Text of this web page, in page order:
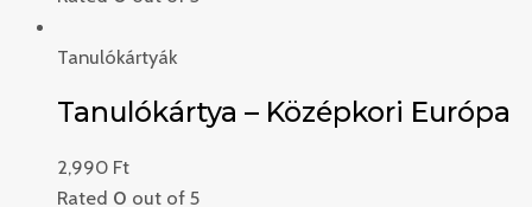
Tanulókártyák
Tanulókártya – Középkori Európa
2,990 Ft
Rated 0 out of 5